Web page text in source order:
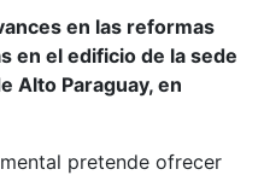
en las reformas
en el edificio de la sede
Alto Paraguay, en
pretende ofrecer